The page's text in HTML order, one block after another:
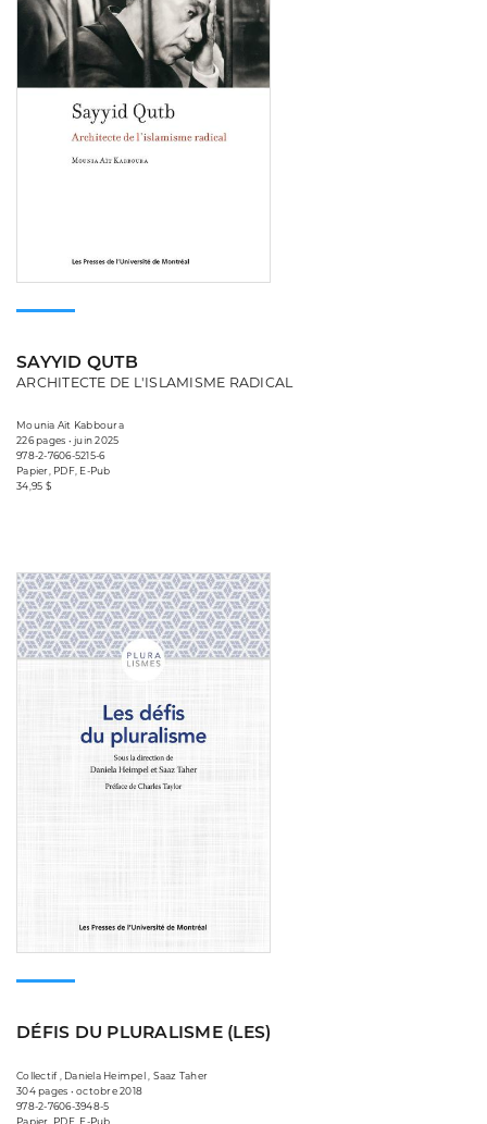
SAYYID QUTB
ARCHITECTE DE L'ISLAMISME RADICAL
Mounia Aït Kabboura
226 pages • juin 2025
978-2-7606-5215-6
Papier, PDF, E-Pub
34,95 $
DÉFIS DU PLURALISME (LES)
Collectif , Daniela Heimpel , Saaz Taher
304 pages • octobre 2018
978-2-7606-3948-5
Papier, PDF, E-Pub